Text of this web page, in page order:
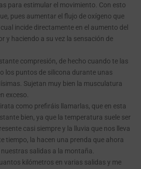
para estimular el movimiento. Con esto
pues aumentar el flujo de oxígeno que
incide directamente en el aumento del
y haciendo a su vez la sensación de
compresión, de hecho cuando te las
los puntos de silicona durante unas
Sujetan muy bien la musculatura
exceso.
como prefiráis llamarlas, que en esta
bien, ya que la temperatura suele ser
casi siempre y la lluvia que nos lleva
tiempo, la hacen una prenda que ahora
salidas a la montaña.
kilómetros en varias salidas y me